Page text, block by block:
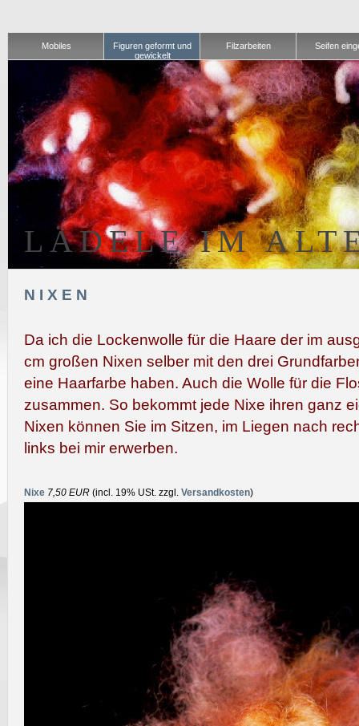
Mobiles
Figuren geformt und
gewickelt
Filzarbeiten Seifen
LÄDELE IM
NIXEN
Da ich die Lockenwolle für die Haare der im
cm großen Nixen selber mit den drei
eine Haarfarbe haben. Auch die Wolle für die
zusammen. So bekommt jede Nixe ihren ganz
Nixen können Sie im Sitzen, im Liegen nach
links bei mir erwerben.
Nixe 7,50 EUR (incl. 19% USt. zzgl. Versandkosten)